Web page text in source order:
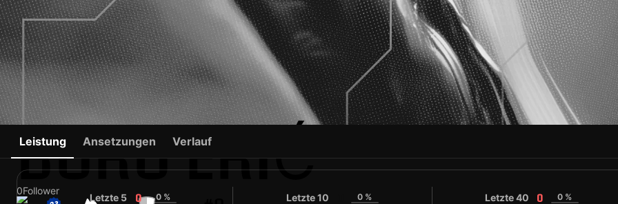
BORO ERIĆ
0Follower
Leistung Ansetzungen Verlauf
Letzte 5 0 0 % Letzte 10 0 % Letzte 40 0 0 %